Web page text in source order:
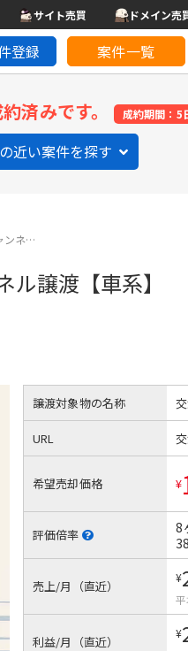
サイト売買 ドメイン売
登録 案件一覧
済みです。 成約期間：5
近い案件を探す
ンネ…
譲渡【車系】
譲渡対象物の名称
URL
希望売却価格 ¥
評価倍率 8
売上/月（直近）
¥
利益/月（直近）
¥